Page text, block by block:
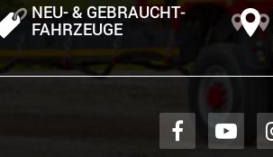
NEU- & GEBRAUCHT­
FAHRZEUGE